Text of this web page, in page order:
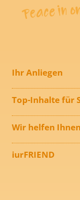
Ihr Anliegen
Top-Inhalte für
Wir helfen Ihnen
iurFRIEND